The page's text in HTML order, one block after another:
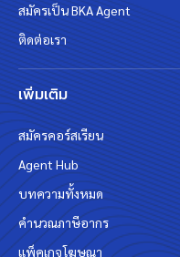
สมัครเป็น BKA Agent
ติดต่อเรา
เพิ่มเติม
สมัครคอร์สเรียน
Agent Hub
บทความทั้งหมด
คำนวณภาษีอากร
แพ็คเกจโฆษณา